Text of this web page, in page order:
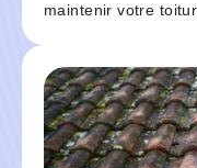
maintenir votre